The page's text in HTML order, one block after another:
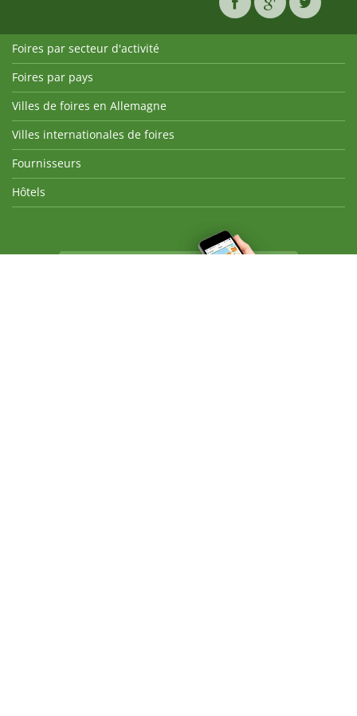
Foires par secteur d'activité
Foires par pays
Villes de foires en Allemagne
Villes internationales de foires
Fournisseurs
Hôtels